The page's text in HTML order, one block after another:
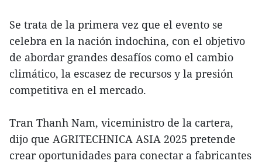
Se trata de la primera vez que el evento se
celebra en la nación indochina, con el objetivo
de abordar grandes desafíos como el cambio
climático, la escasez de recursos y la presión
competitiva en el mercado.
Tran Thanh Nam, viceministro de la cartera,
dijo que AGRITECHNICA ASIA 2025 pretende
crear oportunidades para conectar a fabricantes